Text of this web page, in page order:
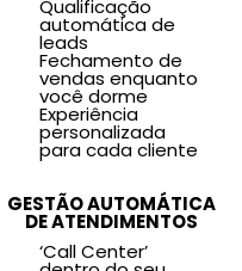
Qualificação
automática de
leads
Fechamento de
vendas enquanto
você dorme
Experiência
personalizada
para cada cliente
GESTÃO AUTOMÁTICA
DE ATENDIMENTOS
‘Call Center’